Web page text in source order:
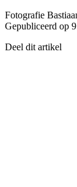
Fotografie
Gepubliceerd op
Deel dit artikel